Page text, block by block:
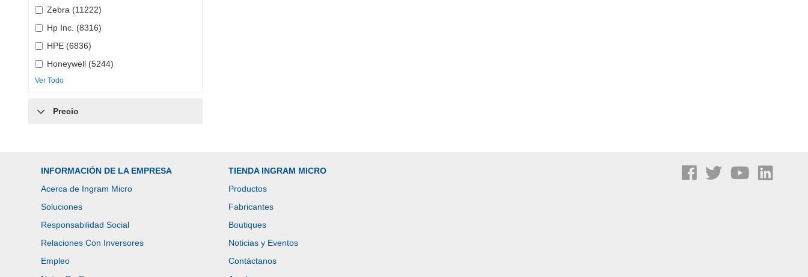
Zebra (11222)
Hp Inc. (8316)
HPE (6836)
Honeywell (5244)
Ver Todo
Precio
INFORMACIÓN DE LA EMPRESA
Acerca de Ingram Micro
Soluciones
Responsabilidad Social
Relaciones Con Inversores
Empleo
TIENDA INGRAM MICRO
Productos
Fabricantes
Boutiques
Noticias y Eventos
Contáctanos